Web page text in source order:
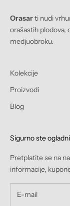
Orasarti nudi
orašastih plodova,
medjuobroku.
Kolekcije
Proizvodi
Blog
Sigurno ste
Pretplatite se na
informacije,